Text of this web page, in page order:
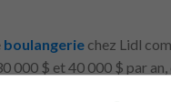
boulangerie chez Lidl
000 $ et 40 000 $ par
flexibles, ce qui peut